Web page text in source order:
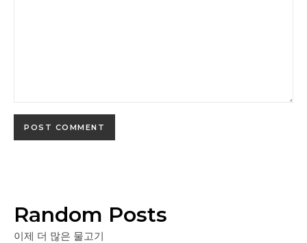
Random Posts
이제 더 많은 물고기